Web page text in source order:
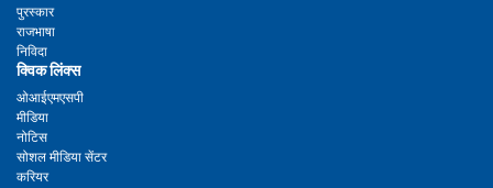
पुरस्कार
राजभाषा
निविदा
क्विक लिंक्स
ओआईएमएसपी
मीडिया
नोटिस
सोशल मीडिया सेंटर
करियर